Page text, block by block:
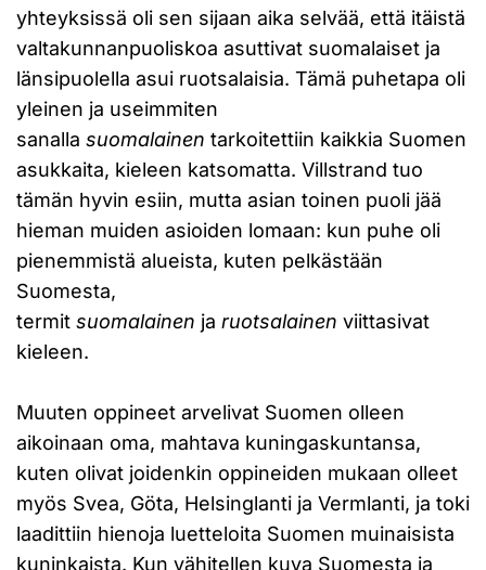
yhteyksissä oli sen sijaan aika selvää, että itäistä
valtakunnanpuoliskoa asuttivat suomalaiset ja
länsipuolella asui ruotsalaisia. Tämä puhetapa oli
yleinen ja useimmiten
sanalla suomalainen tarkoitettiin kaikkia Suomen
asukkaita, kieleen katsomatta. Villstrand tuo
tämän hyvin esiin, mutta asian toinen puoli jää
hieman muiden asioiden lomaan: kun puhe oli
pienemmistä alueista, kuten pelkästään
Suomesta,
termit suomalainen ja ruotsalainen viittasivat
kieleen.
Muuten oppineet arvelivat Suomen olleen
aikoinaan oma, mahtava kuningaskuntansa,
kuten olivat joidenkin oppineiden mukaan olleet
myös Svea, Göta, Helsinglanti ja Vermlanti, ja toki
laadittiin hienoja luetteloita Suomen muinaisista
kuninkaista. Kun vähitellen kuva Suomesta ja